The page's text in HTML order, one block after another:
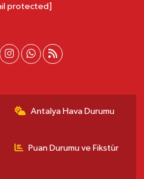
protected]
Antalya Hava Durumu
Puan Durumu ve Fikstür